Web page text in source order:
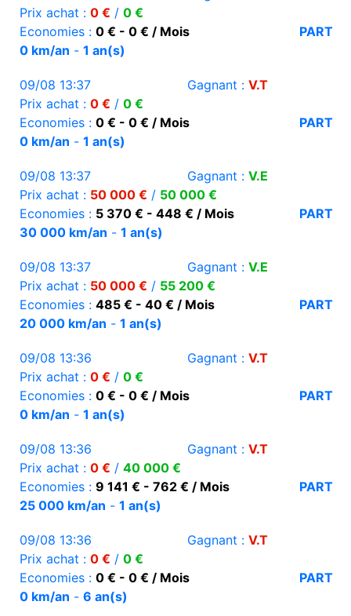
Prix achat : 0 € / 0 €
Economies : 0 € - 0 € / Mois
PART
0 km/an - 1 an(s)
09/08 13:37 Gagnant : V.T
Prix achat : 0 € / 0 €
Economies : 0 € - 0 € / Mois
PART
0 km/an - 1 an(s)
09/08 13:37 Gagnant : V.E
Prix achat : 50 000 € / 50 000 €
Economies : 5 370 € - 448 € / Mois
PART
30 000 km/an - 1 an(s)
09/08 13:37 Gagnant : V.E
Prix achat : 50 000 € / 55 200 €
Economies : 485 € - 40 € / Mois
PART
20 000 km/an - 1 an(s)
09/08 13:36 Gagnant : V.T
Prix achat : 0 € / 0 €
Economies : 0 € - 0 € / Mois
PART
0 km/an - 1 an(s)
09/08 13:36 Gagnant : V.T
Prix achat : 0 € / 40 000 €
Economies : 9 141 € - 762 € / Mois
PART
25 000 km/an - 1 an(s)
09/08 13:36 Gagnant : V.T
Prix achat : 0 € / 0 €
Economies : 0 € - 0 € / Mois
PART
0 km/an - 6 an(s)